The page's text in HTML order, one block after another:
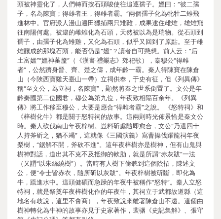
頭被神靈化了，人們轉而按石頭唆使往追逐孺子。媼曰：“彼二孺
子，名為陳寶；得雄者王，得雌者霸。”兩個孺子化為牝牡二雉飛
進林中。官府派人漫山遍田獵捕兩只雉雞，成果逮住雌雉，雄雉飛
往南陽何處。被逮的雌雉化為石頭，天然被以為是瑞物。從石頭到
孺子，由孺子化為雉雞，又化為石頭，似乎又回到了原點。至于雌
雉釀成的那塊石頭，能否仍是“媼”？讀者自可懸想。前人云：“后
土富媼”“媼神蕃釐”（《漢書·禮樂志》郊祀歌），秦穆公“得雌
者”，公然躋身晉、齊、楚之儔，成年齡一霸。秦人得陳寶在陳倉
山（今陜西寶雞天臺山一帶）立祠供奉，于史有征，但《列異傳》
稱“至文公，為立祠，名陳寶”，顯然將秦之世系倒置了。文公是年
齡秦國第二位國君，穆公為第九位，年夜致相隔百余年。《列異
傳》將工作移至穆公，大要是應合“得雌者霸”之說。 《怒特祠》和
《梓樹化牛》都是關于怒特祠的故事。這兩則時光佈景恰是秦文公
時。秦人砍伐南山年夜梓樹。豈料斫處隨即愈合，文公“乃遣四十
人持斧斫之，猶不竭”，這就像《三國演義》寫曹操伐躍龍祠年夜
梨樹，“鋸解不開，斧砍不進”。這年夜梓樹亦是樹神，但有山鬼與
樹神對話，道出其不克不及抵御的軟肋，就是所謂“赤灰跋”一法
（又謂“以朱絲繞樹”）。當時有人樹下偷聽到這個陰招，陳述文
公，便“令士皆赤衣，隨所斫以灰跋”。年夜梓樹被斫斷，即化為
牛，躥進水中。這頭健碩而急躁的年夜牛被稱作“怒特”。秦人立怒
特祠，就是祭奠年夜梓樹化作的年夜牛，其祠立于武都故道縣（這
地名有歧說，這里不會商），年夜致說來離著陳倉山不遠。這個由
樹神轉化為牛神的故事亦見于史家著作，裴骃《史記集解》、張守